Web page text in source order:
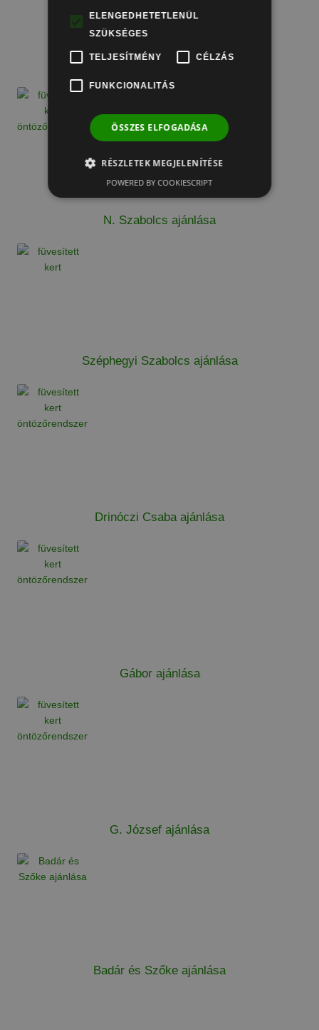
M. András ajánlása
N. Szabolcs ajánlása
Széphegyi Szabolcs ajánlása
Drinóczi Csaba ajánlása
Gábor ajánlása
G. József ajánlása
Badár és Szőke ajánlása
ELENGEDHETETLENÜL
SZÜKSÉGES
TELJESÍTMÉNY CÉLZÁS
FUNKCIONALITÁS
ÖSSZES ELFOGADÁSA
RÉSZLETEK MEGJELENÍTÉSE
POWERED BY COOKIESCRIPT